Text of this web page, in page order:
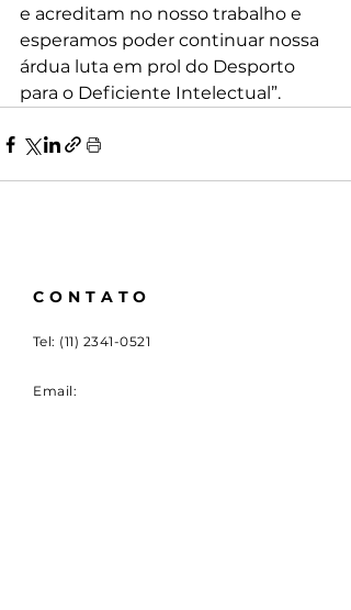
e acreditam no nosso trabalho e
esperamos poder continuar nossa
árdua luta em prol do Desporto
para o Deficiente Intelectual”.
CONTATO
Tel: (11) 2341-0521
Email: